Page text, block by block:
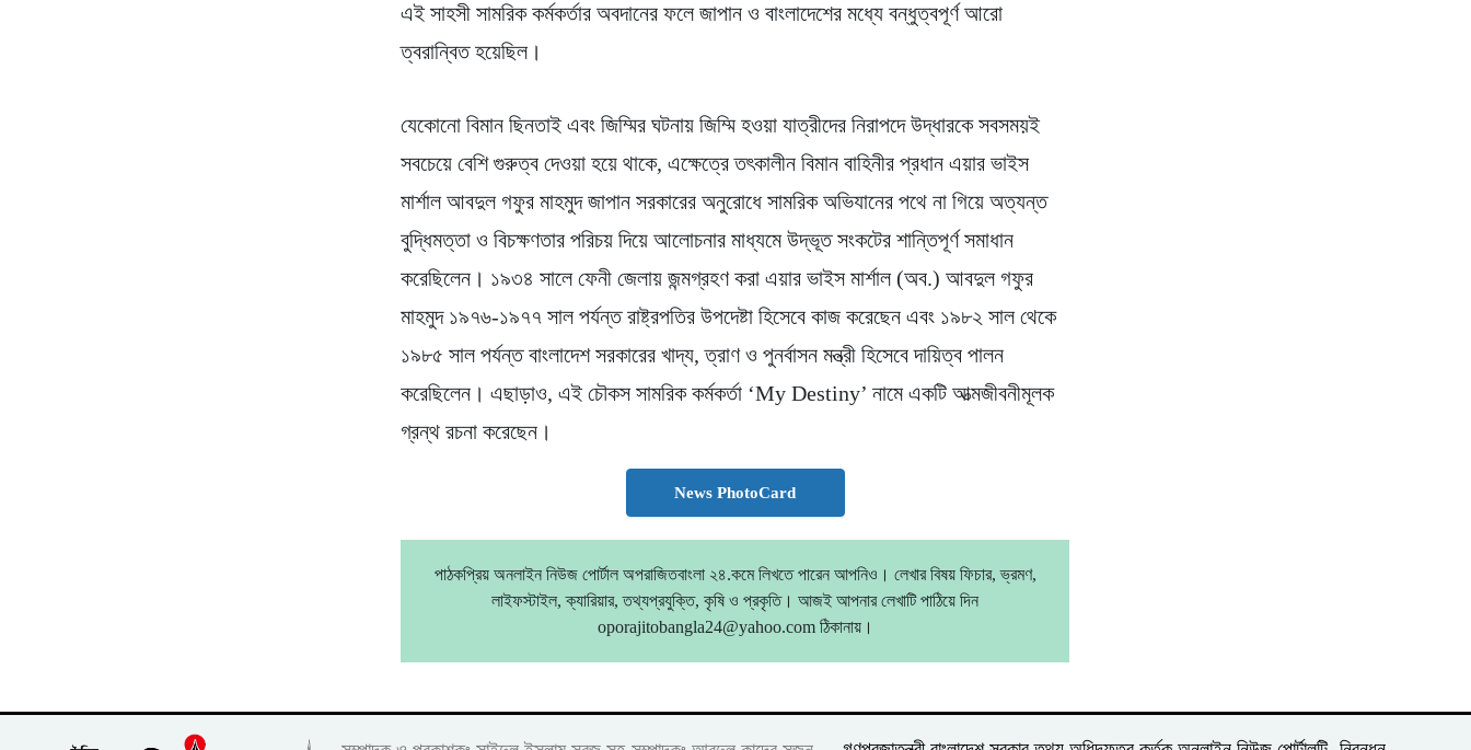
এই সাহসী সামরিক কর্মকর্তার অবদানের ফলে জাপান ও বাংলাদেশের মধ্যে বন্ধুত্বপূর্ণ আরো
ত্বরান্বিত হয়েছিল।
যেকোনো বিমান ছিনতাই এবং জিম্মির ঘটনায় জিম্মি হওয়া যাত্রীদের নিরাপদে উদ্ধারকে সবসময়ই
সবচেয়ে বেশি গুরুত্ব দেওয়া হয়ে থাকে, এক্ষেত্রে তৎকালীন বিমান বাহিনীর প্রধান এয়ার ভাইস
মার্শাল আবদুল গফুর মাহমুদ জাপান সরকারের অনুরোধে সামরিক অভিযানের পথে না গিয়ে অত্যন্ত
বুদ্ধিমত্তা ও বিচক্ষণতার পরিচয় দিয়ে আলোচনার মাধ্যমে উদ্ভূত সংকটের শান্তিপূর্ণ সমাধান
করেছিলেন। ১৯৩৪ সালে ফেনী জেলায় জন্মগ্রহণ করা এয়ার ভাইস মার্শাল (অব.) আবদুল গফুর
মাহমুদ ১৯৭৬-১৯৭৭ সাল পর্যন্ত রাষ্ট্রপতির উপদেষ্টা হিসেবে কাজ করেছেন এবং ১৯৮২ সাল থেকে
১৯৮৫ সাল পর্যন্ত বাংলাদেশ সরকারের খাদ্য, ত্রাণ ও পুনর্বাসন মন্ত্রী হিসেবে দায়িত্ব পালন
করেছিলেন। এছাড়াও, এই চৌকস সামরিক কর্মকর্তা ‘My Destiny’ নামে একটি আত্মজীবনীমূলক
গ্রন্থ রচনা করেছেন।
News PhotoCard
পাঠকপ্রিয় অনলাইন নিউজ পোর্টাল অপরাজিতবাংলা ২৪.কমে লিখতে পারেন আপনিও। লেখার বিষয় ফিচার, ভ্রমণ,
লাইফস্টাইল, ক্যারিয়ার, তথ্যপ্রযুক্তি, কৃষি ও প্রকৃতি। আজই আপনার লেখাটি পাঠিয়ে দিন
oporajitobangla24@yahoo.com ঠিকানায়।